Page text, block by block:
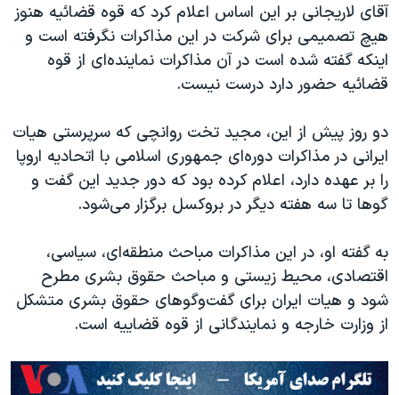
آقای لاریجانی بر این اساس اعلام کرد که قوه قضائیه هنوز
هیچ تصمیمی برای شرکت در این مذاکرات نگرفته است و
اینکه گفته شده است در آن مذاکرات نماینده‌ای از قوه
قضائیه حضور دارد درست نیست.
دو روز پیش از این، مجید تخت روانچی که سرپرستی هیات
ایرانی در مذاکرات دوره‌ای جمهوری اسلامی با اتحادیه اروپا
را بر عهده دارد، اعلام کرده بود که دور جدید این گفت و
گوها تا سه هفته دیگر در بروکسل برگزار می‌شود.
به گفته او، در این مذاکرات مباحث منطقه‌ای، سیاسی،
اقتصادی، محیط زیستی و مباحث حقوق بشری مطرح
شود و هیات ایران برای گفت‌و‌گو‌های حقوق بشری متشکل
از وزارت خارجه و نمایندگانی از قوه قضاییه است.